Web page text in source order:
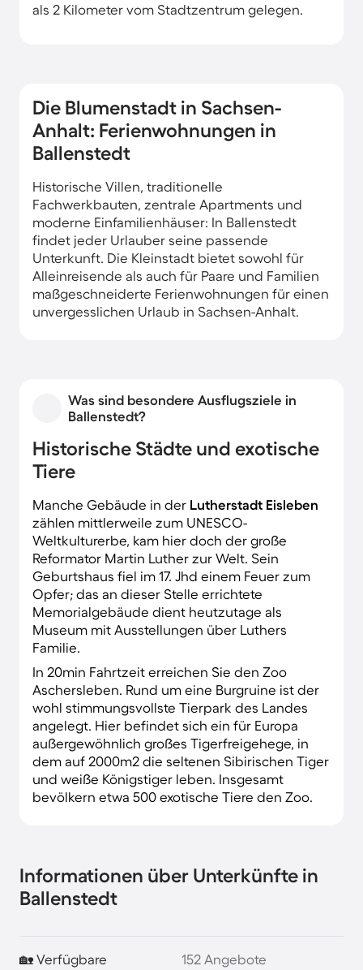
als 2 Kilometer vom Stadtzentrum gelegen.
Die Blumenstadt in Sachsen-
Anhalt: Ferienwohnungen in
Ballenstedt
Historische Villen, traditionelle
Fachwerkbauten, zentrale Apartments und
moderne Einfamilienhäuser: In Ballenstedt
findet jeder Urlauber seine passende
Unterkunft. Die Kleinstadt bietet sowohl für
Alleinreisende als auch für Paare und Familien
maßgeschneiderte Ferienwohnungen für einen
unvergesslichen Urlaub in Sachsen-Anhalt.
Was sind besondere Ausflugsziele in
Ballenstedt?
Historische Städte und exotische
Tiere
Manche Gebäude in der Lutherstadt Eisleben
zählen mittlerweile zum UNESCO-
Weltkulturerbe, kam hier doch der große
Reformator Martin Luther zur Welt. Sein
Geburtshaus fiel im 17. Jhd einem Feuer zum
Opfer; das an dieser Stelle errichtete
Memorialgebäude dient heutzutage als
Museum mit Ausstellungen über Luthers
Familie.
In 20min Fahrtzeit erreichen Sie den Zoo
Aschersleben. Rund um eine Burgruine ist der
wohl stimmungsvollste Tierpark des Landes
angelegt. Hier befindet sich ein für Europa
außergewöhnlich großes Tigerfreigehege, in
dem auf 2000m2 die seltenen Sibirischen Tiger
und weiße Königstiger leben. Insgesamt
bevölkern etwa 500 exotische Tiere den Zoo.
Informationen über Unterkünfte in
Ballenstedt
🏡 Verfügbare
152 Angebote